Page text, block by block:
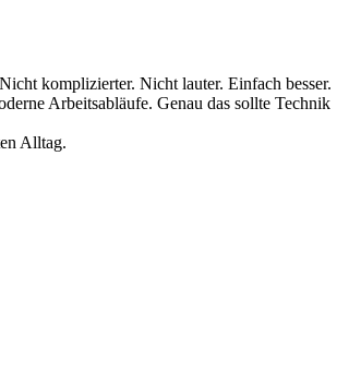
komplizierter. Nicht lauter. Einfach besser.
Arbeitsabläufe. Genau das sollte Technik
Alltag.